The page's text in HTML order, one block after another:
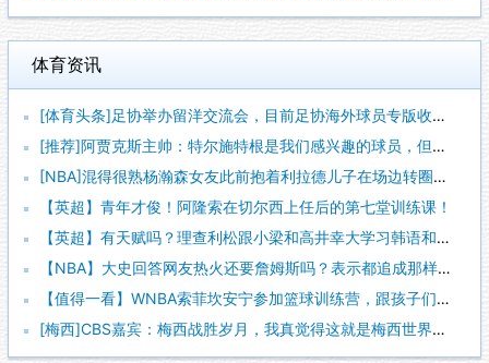
体育资讯
[体育头条]足协举办留洋交流会，目前足协海外球员专版收录12
[推荐]阿贾克斯主帅：特尔施特根是我们感兴趣的球员，但他还没
[NBA]混得很熟杨瀚森女友此前抱着利拉德儿子在场边转圈圈~
【英超】青年才俊！阿隆索在切尔西上任后的第七堂训练课！
【英超】有天赋吗？理查利松跟小梁和高井幸大学习韩语和日语！
【NBA】大史回答网友热火还要詹姆斯吗？表示都追成那样了会不
【值得一看】WNBA索菲坎安宁参加篮球训练营，跟孩子们互动单
[梅西]CBS嘉宾：梅西战胜岁月，我真觉得这就是梅西世界杯生